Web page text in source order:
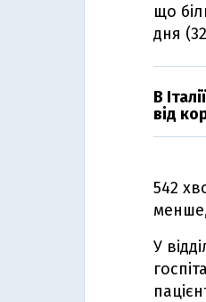
що
дня
В
від
542
У